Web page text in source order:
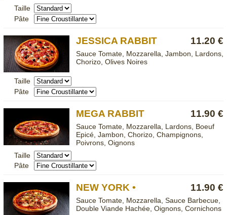
Taille
Pâte
11.20 €
JESSICA RABBIT
Sauce Tomate, Mozzarella, Jambon, Lardons,
Chorizo, Olives Noires
Taille
Pâte
11.90 €
MEGA RABBIT
Sauce Tomate, Mozzarella, Lardons, Boeuf
Epicé, Jambon, Chorizo, Champignons,
Poivrons, Oignons
Taille
Pâte
11.90 €
NEW YORK •
Sauce Tomate, Mozzarella, Sauce Barbecue,
Double Viande Hachée, Oignons, Cornichons